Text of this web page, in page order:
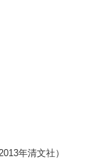
年清文社）